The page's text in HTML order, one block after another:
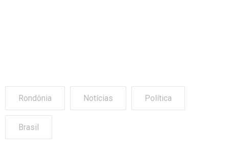
Rondônia Notícias Política
Brasil